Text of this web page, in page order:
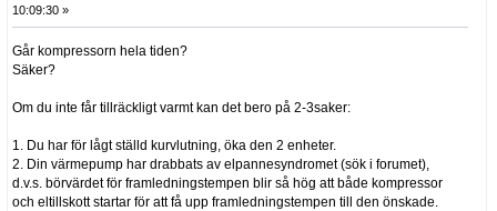
10:09:30 »
Går kompressorn hela tiden?
Säker?
Om du inte får tillräckligt varmt kan det bero på 2-3saker:
1. Du har för lågt ställd kurvlutning, öka den 2 enheter.
2. Din värmepump har drabbats av elpannesyndromet (sök i forumet),
d.v.s. börvärdet för framledningstempen blir så hög att både kompressor
och eltillskott startar för att få upp framledningstempen till den önskade.